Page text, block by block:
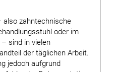
also zahntechnische
oder im
sind in vielen
der täglichen Arbeit.
jedoch aufgrund